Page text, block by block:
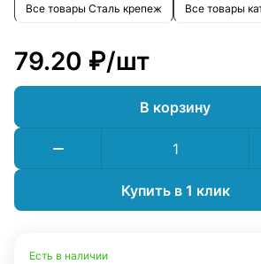
Все товары Сталь крепеж Все товары
79.20 ₽/шт
В корзину
Купить в 1 клик
Есть в наличии